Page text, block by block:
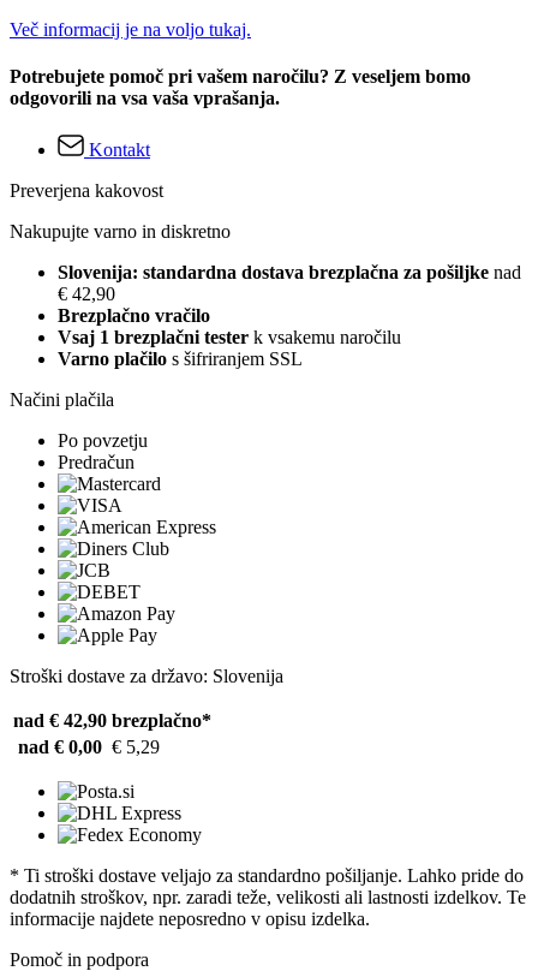
Več informacij je na voljo tukaj.
Potrebujete pomoč pri vašem naročilu? Z veseljem bomo
odgovorili na vsa vaša vprašanja.
Kontakt
Preverjena kakovost
Nakupujte varno in diskretno
Slovenija: standardna dostava brezplačna za pošiljke nad
€ 42,90
Brezplačno vračilo
Vsaj 1 brezplačni tester k vsakemu naročilu
Varno plačilo s šifriranjem SSL
Načini plačila
Po povzetju
Predračun
Stroški dostave za državo: Slovenija
nad € 42,90 brezplačno*
nad € 0,00 € 5,29
* Ti stroški dostave veljajo za standardno pošiljanje. Lahko pride do
dodatnih stroškov, npr. zaradi teže, velikosti ali lastnosti izdelkov. Te
informacije najdete neposredno v opisu izdelka.
Pomoč in podpora